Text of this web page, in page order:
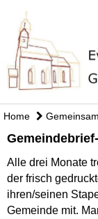
Home
Alle drei Monate
der frisch
ihren/seinen
Gemeinde mit.